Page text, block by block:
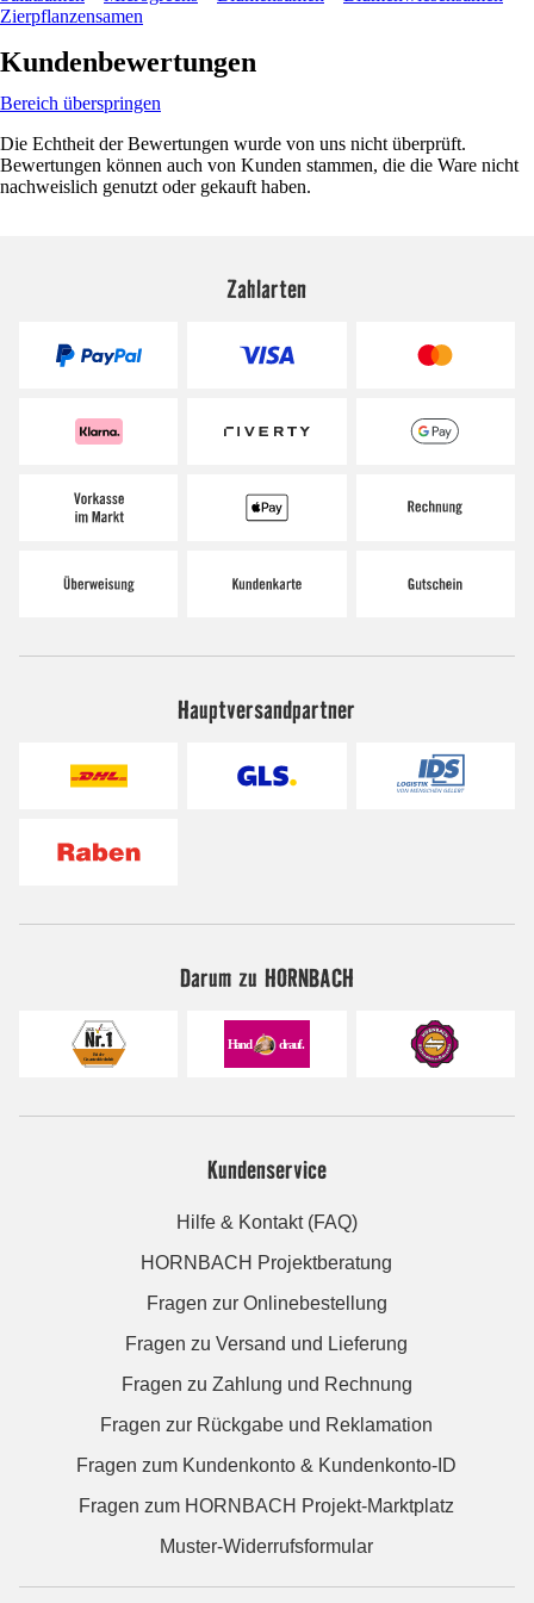
Zierpflanzensamen
Kundenbewertungen
Bereich überspringen
Die Echtheit der Bewertungen wurde von uns nicht überprüft.
Bewertungen können auch von Kunden stammen, die die Ware nicht
nachweislich genutzt oder gekauft haben.
Zahlarten
Hauptversandpartner
Darum zu HORNBACH
Kundenservice
Hilfe & Kontakt (FAQ)
HORNBACH Projektberatung
Fragen zur Onlinebestellung
Fragen zu Versand und Lieferung
Fragen zu Zahlung und Rechnung
Fragen zur Rückgabe und Reklamation
Fragen zum Kundenkonto & Kundenkonto-ID
Fragen zum HORNBACH Projekt-Marktplatz
Muster-Widerrufsformular